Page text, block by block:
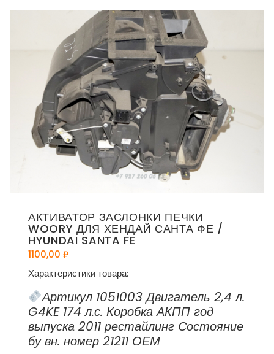
АКТИВАТОР ЗАСЛОНКИ ПЕЧКИ
WOORY ДЛЯ ХЕНДАЙ САНТА ФЕ /
HYUNDAI SANTA FE
1100,00 ₽
Характеристики товара:
Артикул 1051003 Двигатель 2,4 л.
G4KE 174 л.с. Коробка АКПП год
выпуска 2011 рестайлинг Состояние
бу вн. номер 21211 ОЕМ